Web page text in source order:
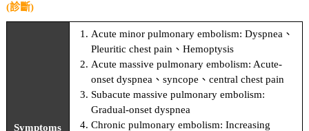
(診斷)
Symptoms
Acute minor pulmonary embolism: Dyspnea、
Pleuritic chest pain、Hemoptysis
Acute massive pulmonary embolism: Acute-
onset dyspnea、syncope、central chest pain
Subacute massive pulmonary embolism:
Gradual-onset dyspnea
Chronic pulmonary embolism: Increasing